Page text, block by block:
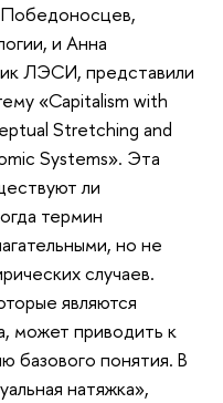
и Анна
ЛЭСИ, представили
«Capitalism with
Stretching and
Systems». Эта
ли
термин
но не
случаев.
являются
может приводить к
базового понятия. В
натяжка»,